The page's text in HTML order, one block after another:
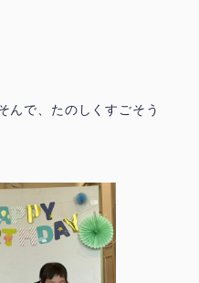
んで、たのしくすごそう